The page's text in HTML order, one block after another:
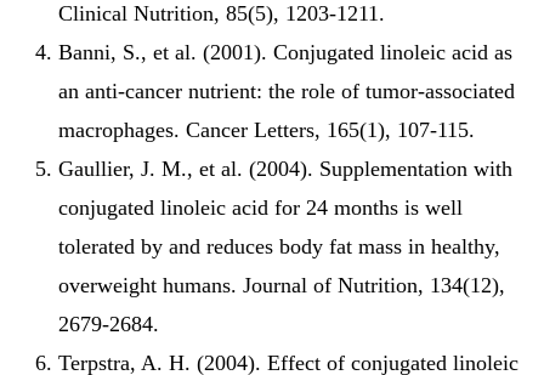
Clinical Nutrition, 85(5), 1203-1211.
Banni, S., et al. (2001). Conjugated linoleic acid as
an anti-cancer nutrient: the role of tumor-associated
macrophages. Cancer Letters, 165(1), 107-115.
Gaullier, J. M., et al. (2004). Supplementation with
conjugated linoleic acid for 24 months is well
tolerated by and reduces body fat mass in healthy,
overweight humans. Journal of Nutrition, 134(12),
2679-2684.
Terpstra, A. H. (2004). Effect of conjugated linoleic